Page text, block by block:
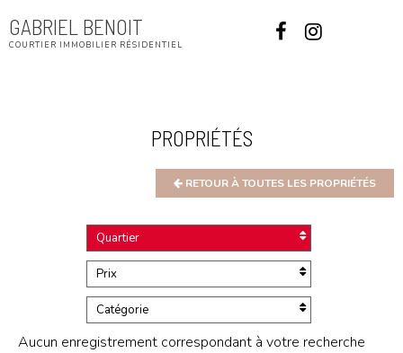
GABRIEL BENOIT
COURTIER IMMOBILIER RÉSIDENTIEL
PROPRIÉTÉS
RETOUR À TOUTES LES PROPRIÉTÉS
Quartier
Prix
Catégorie
Aucun enregistrement correspondant à votre recherche